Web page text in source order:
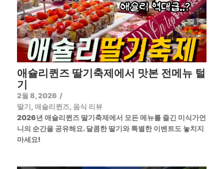
애슐리퀸즈 딸기축제에서 맛본 전메뉴 털
기
2월 8, 2026 /
딸기, 애슐리퀸즈, 음식 리뷰
2026년 애슐리퀸즈 딸기축제에서 모든 메뉴를 즐긴 미식가언
니의 순간을 공유해요. 달콤한 딸기와 특별한 이벤트도 놓치지
마세요!